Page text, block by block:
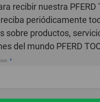
recibir nuestra PFERD
periódicamente
sobre productos,
del mundo PFERD